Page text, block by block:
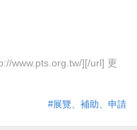
www.pts.org.tw/][/url] 更
#展覽、補助、申請